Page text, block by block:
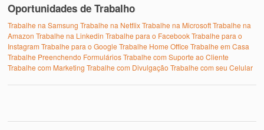
Oportunidades de Trabalho
Trabalhe na Samsung Trabalhe na NetflixTrabalhe na MicrosoftTrabalhe na
Amazon Trabalhe na Linkedin Trabalhe para o FacebookTrabalhe para o
Instagram Trabalhe para o Google Trabalhe Home Office Trabalhe em Casa
Trabalhe Preenchendo FormuláriosTrabalhe com Suporte ao Cliente
Trabalhe com Marketing Trabalhe com Divulgação Trabalhe com seu Celular